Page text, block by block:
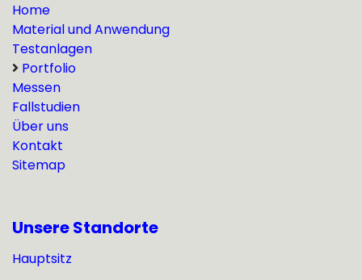
Home
Material und Anwendung
Testanlagen
Portfolio
Messen
Fallstudien
Über uns
Kontakt
Sitemap
Unsere Standorte
Hauptsitz